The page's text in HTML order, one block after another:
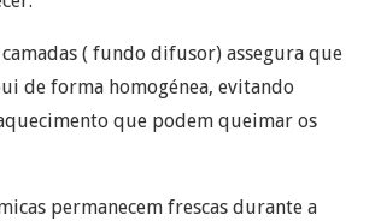
( fundo difusor) assegura que
de forma homogénea, evitando
que podem queimar os
permanecem frescas durante a